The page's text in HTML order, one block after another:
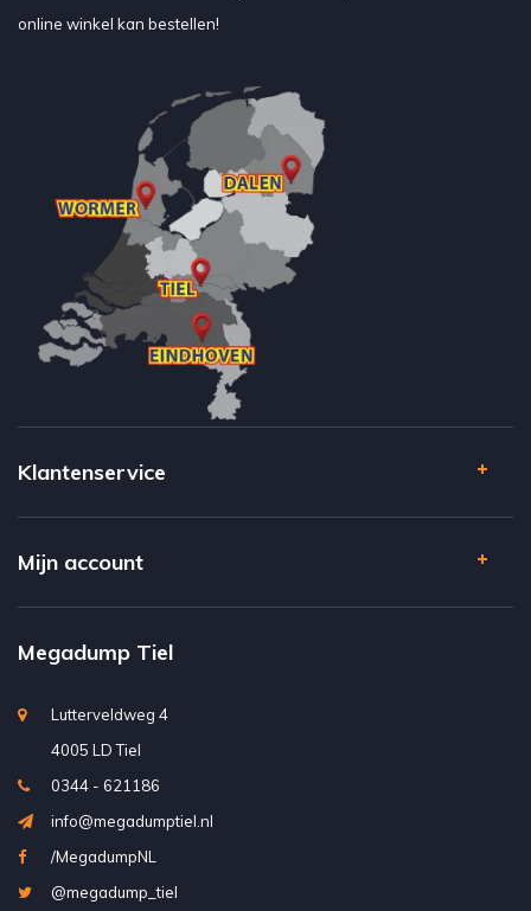
online winkel kan bestellen!
Klantenservice
Mijn account
Megadump Tiel
Lutterveldweg 4
4005 LD Tiel
0344 - 621186
info@megadumptiel.nl
/MegadumpNL
@megadump_tiel